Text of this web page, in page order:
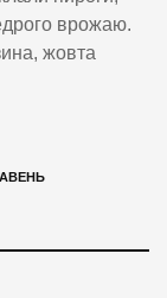
врожаю.
жовта